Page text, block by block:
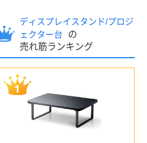
ディスプレイスタンド/プロジ
ェクター台
の
売れ筋ランキング